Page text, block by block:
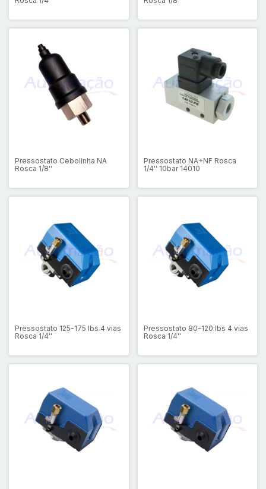
Pressostato Cebolinha NA
Rosca 1/8''
Pressostato NA+NF Rosca
1/4'' 10bar 14010
Pressostato 125-175 lbs 4 vias
Rosca 1/4''
Pressostato 80-120 lbs 4 vias
Rosca 1/4''